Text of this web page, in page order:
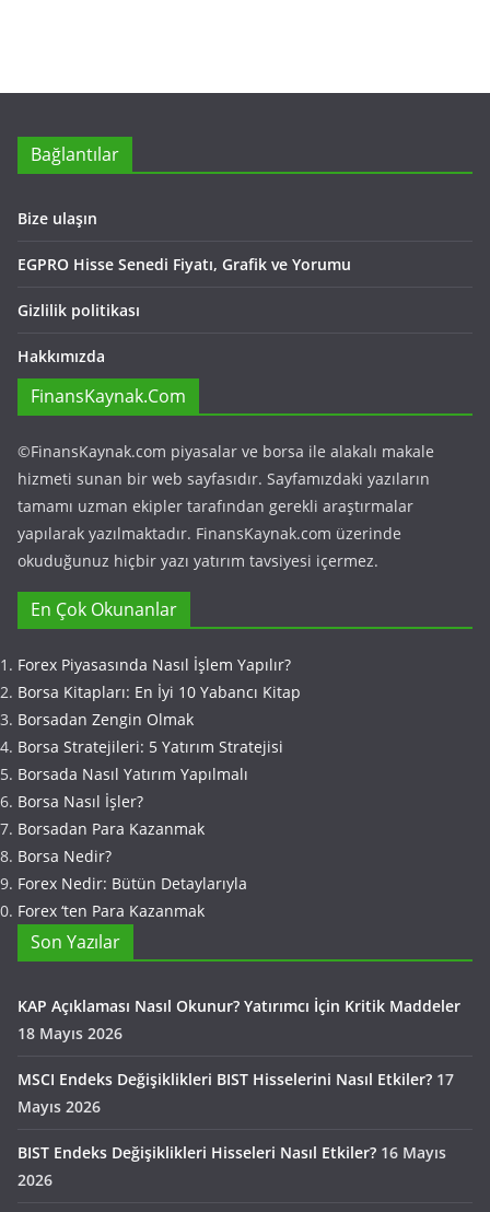
Bağlantılar
Bize ulaşın
EGPRO Hisse Senedi Fiyatı, Grafik ve Yorumu
Gizlilik politikası
Hakkımızda
FinansKaynak.Com
©FinansKaynak.com piyasalar ve borsa ile alakalı makale
hizmeti sunan bir web sayfasıdır. Sayfamızdaki yazıların
tamamı uzman ekipler tarafından gerekli araştırmalar
yapılarak yazılmaktadır. FinansKaynak.com üzerinde
okuduğunuz hiçbir yazı yatırım tavsiyesi içermez.
En Çok Okunanlar
Forex Piyasasında Nasıl İşlem Yapılır?
Borsa Kitapları: En İyi 10 Yabancı Kitap
Borsadan Zengin Olmak
Borsa Stratejileri: 5 Yatırım Stratejisi
Borsada Nasıl Yatırım Yapılmalı
Borsa Nasıl İşler?
Borsadan Para Kazanmak
Borsa Nedir?
Forex Nedir: Bütün Detaylarıyla
Forex ‘ten Para Kazanmak
Son Yazılar
KAP Açıklaması Nasıl Okunur? Yatırımcı İçin Kritik Maddeler
18 Mayıs 2026
MSCI Endeks Değişiklikleri BIST Hisselerini Nasıl Etkiler? 17
Mayıs 2026
BIST Endeks Değişiklikleri Hisseleri Nasıl Etkiler? 16 Mayıs
2026